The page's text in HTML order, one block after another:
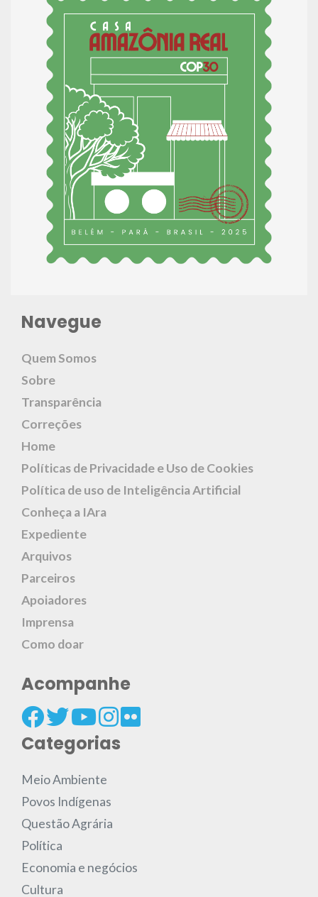
Navegue
Quem Somos
Sobre
Transparência
Correções
Home
Políticas de Privacidade e Uso de Cookies
Política de uso de Inteligência Artificial
Conheça a IAra
Expediente
Arquivos
Parceiros
Apoiadores
Imprensa
Como doar
Acompanhe
Categorias
Meio Ambiente
Povos Indígenas
Questão Agrária
Política
Economia e negócios
Cultura